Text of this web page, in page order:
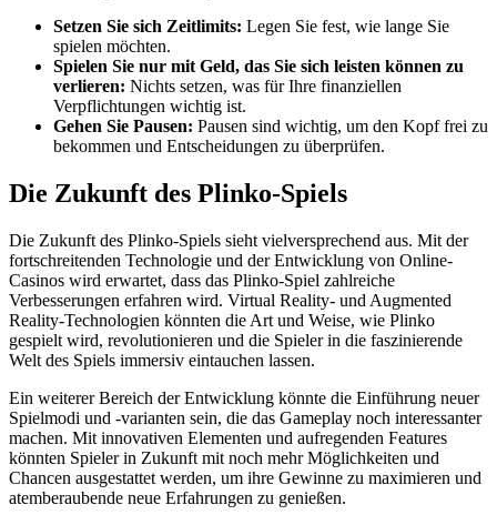
Setzen Sie sich Zeitlimits: Legen Sie fest, wie lange Sie
spielen möchten.
Spielen Sie nur mit Geld, das Sie sich leisten können zu
verlieren: Nichts setzen, was für Ihre finanziellen
Verpflichtungen wichtig ist.
Gehen Sie Pausen: Pausen sind wichtig, um den Kopf frei zu
bekommen und Entscheidungen zu überprüfen.
Die Zukunft des Plinko-Spiels
Die Zukunft des Plinko-Spiels sieht vielversprechend aus. Mit der
fortschreitenden Technologie und der Entwicklung von Online-
Casinos wird erwartet, dass das Plinko-Spiel zahlreiche
Verbesserungen erfahren wird. Virtual Reality- und Augmented
Reality-Technologien könnten die Art und Weise, wie Plinko
gespielt wird, revolutionieren und die Spieler in die faszinierende
Welt des Spiels immersiv eintauchen lassen.
Ein weiterer Bereich der Entwicklung könnte die Einführung neuer
Spielmodi und -varianten sein, die das Gameplay noch interessanter
machen. Mit innovativen Elementen und aufregenden Features
könnten Spieler in Zukunft mit noch mehr Möglichkeiten und
Chancen ausgestattet werden, um ihre Gewinne zu maximieren und
atemberaubende neue Erfahrungen zu genießen.